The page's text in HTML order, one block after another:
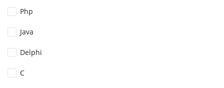
Php
Java
Delphi
C